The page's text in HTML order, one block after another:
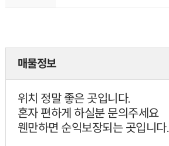
매물정보
위치 정말 좋은 곳입니다.
혼자 편하게 하실분 문의주세요
웬만하면 순익보장되는 곳입니다.